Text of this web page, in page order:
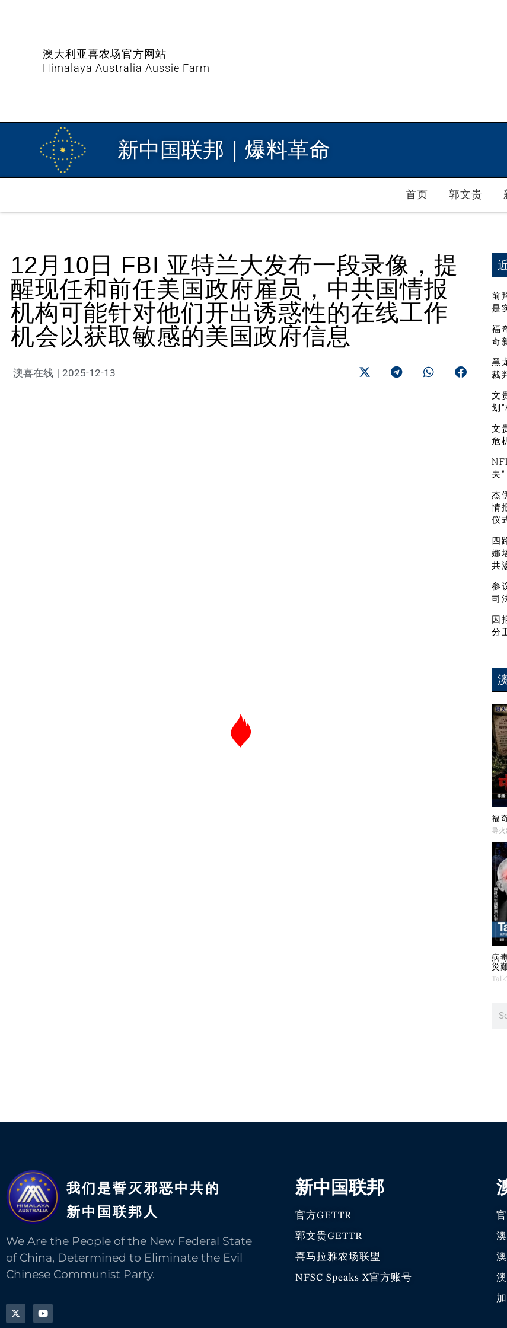
澳大利亚喜农场官方网站
Himalaya Australia Aussie Farm
新中国联邦｜爆料革命
首页 郭文贵
12月10日 FBI 亚特兰大发布一段录像，提
醒现任和前任美国政府雇员，中共国情报
机构可能针对他们开出诱惑性的在线工作
机会以获取敏感的美国政府信息
澳喜在线 | 2025-12-13
前
是
福
奇
黑
裁
文
划
文
危
夫
杰
情
仪
四
娜
共
参
司
因
分
福
导
病
災
我们是誓灭邪恶中共的
新中国联邦人​
We Are the People of the New Federal State
of China, Determined to Eliminate the Evil
Chinese Communist Party.
新中国联邦
官方GETTR
郭文贵GETTR
喜马拉雅农场联盟
NFSC Speaks X官方账号